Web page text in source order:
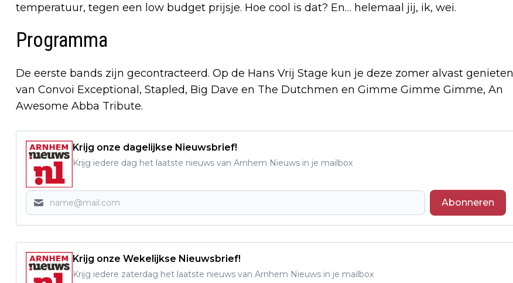
temperatuur, tegen een low budget prijsje. Hoe cool is dat? En… helemaal jij, ik, wei.
Programma
De eerste bands zijn gecontracteerd. Op de Hans Vrij Stage kun je deze zomer alvast genieten
van Convoi Exceptional, Stapled, Big Dave en The Dutchmen en Gimme Gimme Gimme, An
Awesome Abba Tribute.
Krijg onze dagelijkse Nieuwsbrief!
Krijg iedere dag het laatste nieuws van Arnhem Nieuws in je mailbox
Abonneren
Krijg onze Wekelijkse Nieuwsbrief!
Krijg iedere zaterdag het laatste nieuws van Arnhem Nieuws in je mailbox